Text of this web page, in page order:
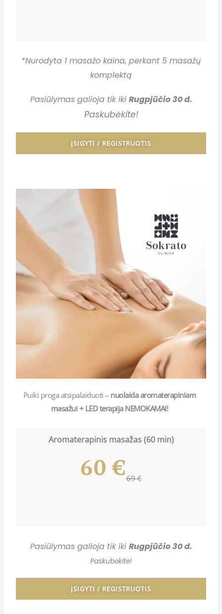
*Nurodyta 1 masažo kaina, perkant 5 masažų
komplektą
Pasiūlymas galioja tik iki Rugpjūčio 30 d.
Paskubėkite!
ĮSIGYTI / REGISTRUOTIS
Puiki proga atsipalaiduoti – nuolaida aromaterapiniam
masažui + LED terapija NEMOKAMAI!
Aromaterapinis masažas (60 min)
60 €69 €
Pasiūlymas galioja tik iki Rugpjūčio 30 d.
Paskubėkite!
ĮSIGYTI / REGISTRUOTIS